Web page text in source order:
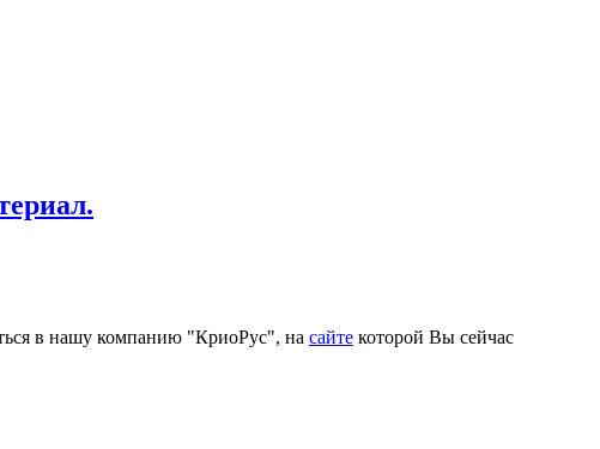
в нашу компанию "КриоРус", на сайте которой Вы сейчас